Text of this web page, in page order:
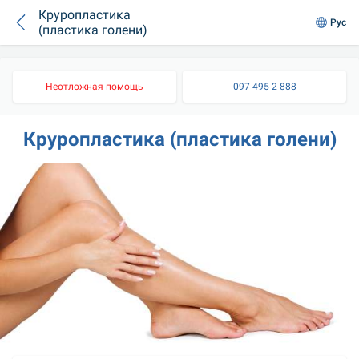
Круропластика
(пластика голени)
Рус
Неотложная помощь 097 495 2 888
Круропластика (пластика голени)